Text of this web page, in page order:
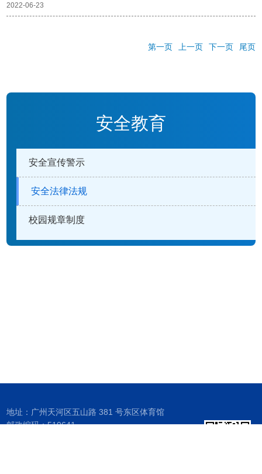
2022-06-23
第一页 上一页 下一页 尾页
安全教育
安全宣传警示
安全法律法规
校园规章制度
地址：广州天河区五山路 381 号东区体育馆
邮政编码：510641